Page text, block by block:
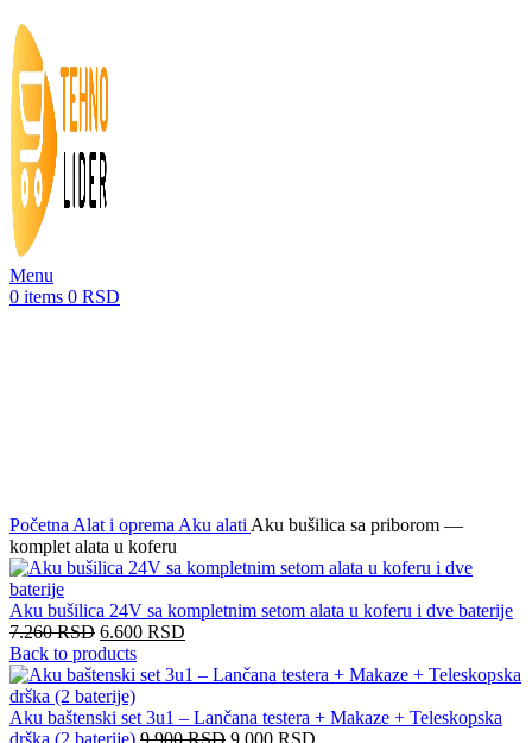
Menu
0 items 0 RSD
PočetnaAlat i opremaAku alatiAku bušilica sa priborom —
komplet alata u koferu
Aku bušilica 24V sa kompletnim setom alata u koferu i dve baterije
7.260RSD 6.600 RSD
Back to products
Aku baštenski set 3u1 – Lančana testera + Makaze + Teleskopska